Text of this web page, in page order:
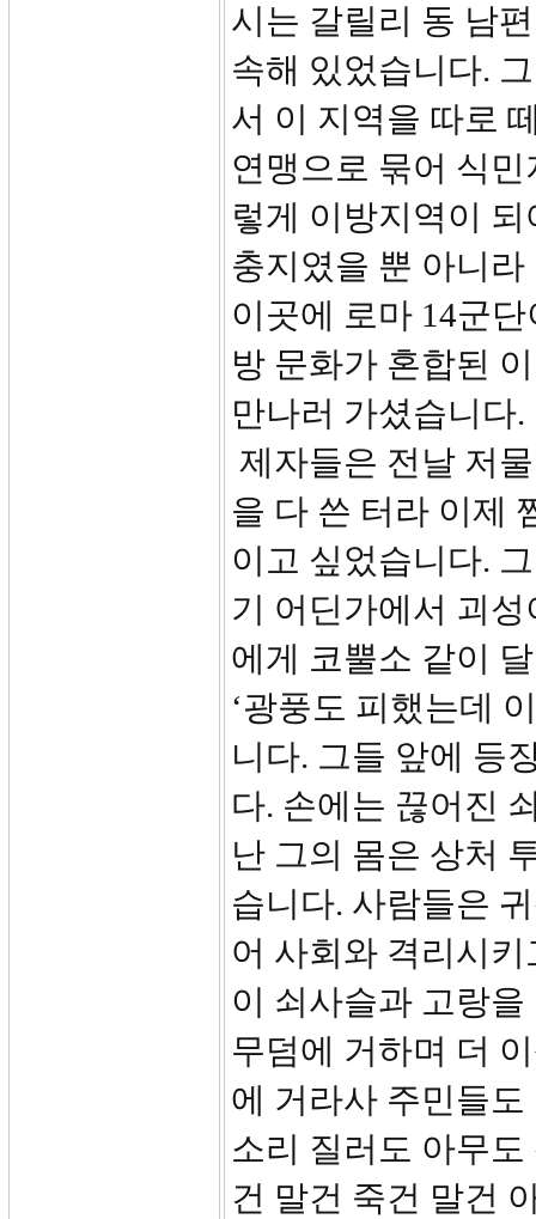
시는 갈릴리 동 남
속해 있었습니다.
서 이 지역을 따로
연맹으로 묶어 식
렇게 이방지역이
충지였을 뿐 아니
이곳에 로마 14군
방 문화가 혼합된
만나러 가셨습니다.
제자들은 전날 저
을 다 쓴 터라 이제
이고 싶었습니다.
기 어딘가에서 괴
에게 코뿔소 같이
‘광풍도 피했는데
니다. 그들 앞에 등
다. 손에는 끊어진
난 그의 몸은 상처
습니다. 사람들은
어 사회와 격리시
이 쇠사슬과 고랑
무덤에 거하며 더
에 거라사 주민들
소리 질러도 아무
건 말건 죽건 말건